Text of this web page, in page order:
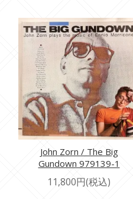
John Zorn / The Big
Gundown 979139-1
11,800円(税込)